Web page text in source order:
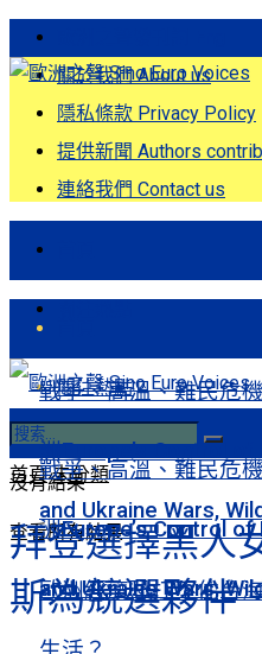
關於我們 About us
隱私條款 Privacy Policy
提供新聞 Authors
連絡我們 Contact us
戰爭、高溫、難民危
洲Europe’s Control
and Ukraine Wars,
歐洲經濟恐扛不住台
關注熱點
戰爭、高溫、難民危
洲Europe’s Control
and Ukraine Wars,
沒有結果
查看所有結果
首頁 未分類
拜登選擇黑人
斯為競選夥伴